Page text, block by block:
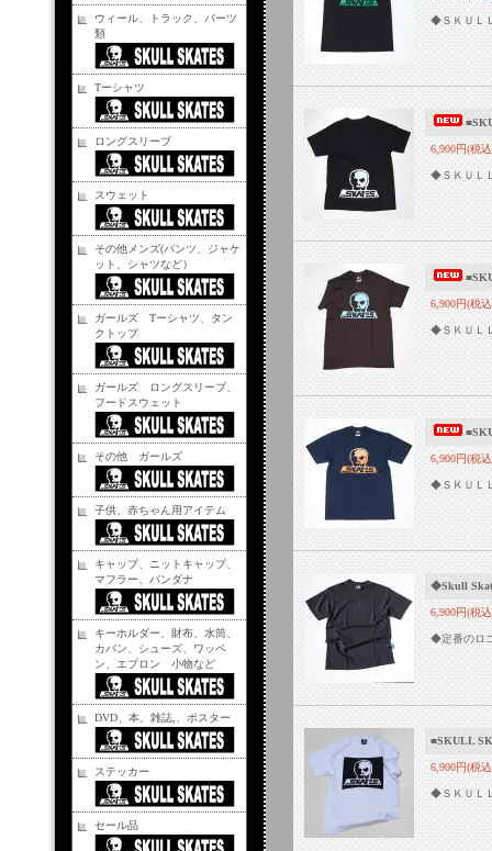
ウィール、トラック、パーツ
類
Tーシャツ
ロングスリーブ
スウェット
その他メンズ(パンツ、ジャケ
ット、シャツなど）
ガールズ Tーシャツ、タン
クトップ
ガールズ ロングスリーブ、
フードスウェット
その他 ガールズ
子供、赤ちゃん用アイテム
キャップ、ニットキャップ、
マフラー、バンダナ
キーホルダー、財布、水筒、
カバン、シューズ、ワッペ
ン、エプロン 小物など
DVD、本、雑誌,、ポスター
ステッカー
セール品
◆ＳＫＵ
6,900円(税
◆ＳＫＵ
6,900円(税
◆ＳＫＵ
6,900円(税
◆ＳＫＵ
◆Skull
6,900円(税
◆定番のロ
■SKULL
6,900円(税
◆ＳＫＵ